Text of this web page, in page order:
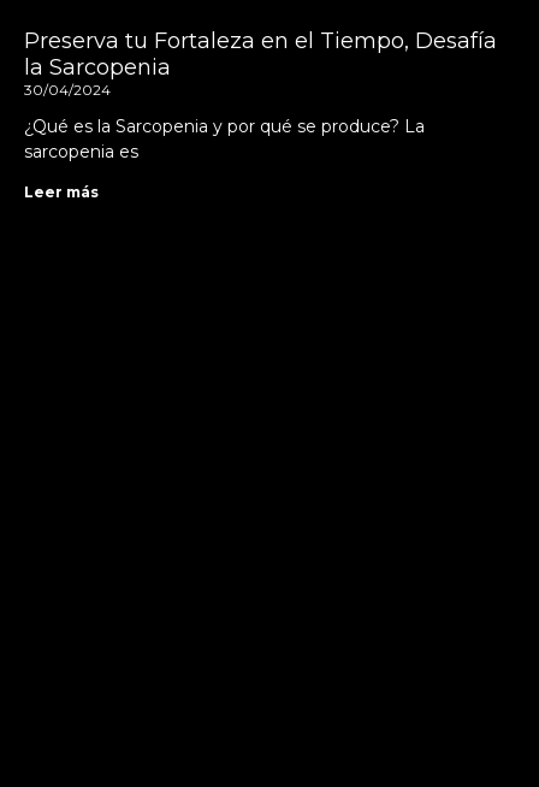
Preserva tu Fortaleza en el Tiempo, Desafía
la Sarcopenia
30/04/2024
¿Qué es la Sarcopenia y por qué se produce? La
sarcopenia es
Leer más